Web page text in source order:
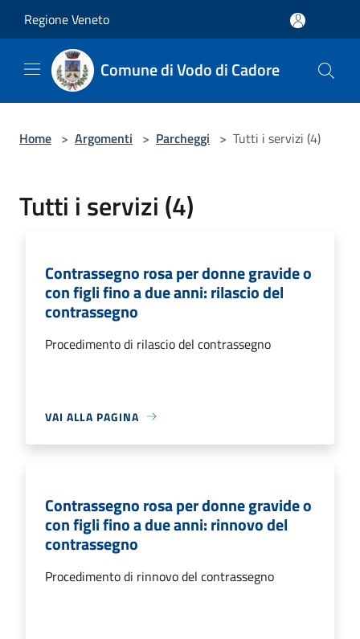
Regione Veneto
Comune di Vodo di Cadore
Home > Argomenti > Parcheggi > Tutti i servizi (4)
Tutti i servizi (4)
Contrassegno rosa per donne gravide o
con figli fino a due anni: rilascio del
contrassegno
Procedimento di rilascio del contrassegno
VAI ALLA PAGINA
Contrassegno rosa per donne gravide o
con figli fino a due anni: rinnovo del
contrassegno
Procedimento di rinnovo del contrassegno